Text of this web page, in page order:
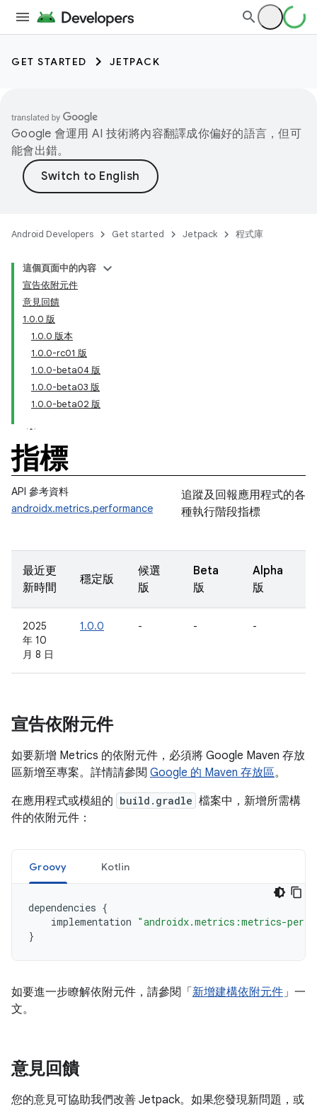
GET STARTED JETPACK
Google 會運用 AI 技術將內容翻譯成你偏好的語言，但可
能會出錯。
Android Developers Get started Jetpack 程式庫
這個頁面中的內容
宣告依附元件
意見回饋
1.0.0 版
1.0.0 版本
1.0.0-rc01 版
1.0.0-beta04 版
1.0.0-beta03 版
1.0.0-beta02 版
指標
API 參考資料
androidx.metrics.performance
追蹤及回報應用程式的各
種執行階段指標
最近更
新時間
穩定版
候選
版
Beta
版
Alpha
版
2025
年 10
月 8 日
1.0.0 - - -
宣告依附元件
如要新增 Metrics 的依附元件，必須將 Google Maven 存放
區新增至專案。詳情請參閱 Google 的 Maven 存放區。
在應用程式或模組的 build.gradle 檔案中，新增所需構
件的依附元件：
Groovy Kotlin
dependencies {
implementation "androidx.metrics:metrics-
}
如要進一步瞭解依附元件，請參閱「 新增建構依附元件」一
文。
意見回饋
您的意見可協助我們改善 Jetpack。如果您發現新問題，或